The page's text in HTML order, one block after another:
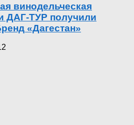
винодельческая
ДАГ-ТУР получили
«Дагестан»